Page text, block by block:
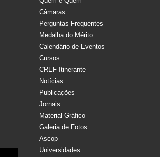
Câmaras
Perguntas Frequentes
Medalha do Mérito
Calendário de Eventos
Cursos
CREF Itinerante
Notícias
Publicações
Jornais
Material Gráfico
Galeria de Fotos
Ascop
Universidades